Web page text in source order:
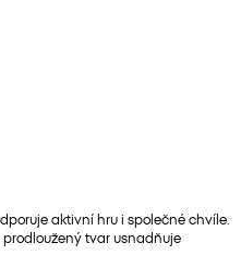
aktivní hru i společné chvíle.
tvar usnadňuje